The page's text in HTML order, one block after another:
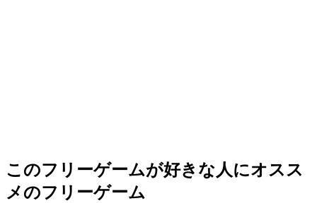
このフリーゲームが好きな人にオスス
メのフリーゲーム